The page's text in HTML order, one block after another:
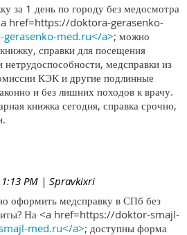
за 1 день по городу без медосмотра
href=https://doktora-gerasenko-
med.ru</a>; можно
справки для посещения
медсправки из
КЭК и другие подлинные
и без лишних походов к врачу.
книжка сегодня, справка срочно,
PM | Spravkixri
оформить медсправку в СПб без
На <a href=https://doktor-smajl-
med.ru</a>; доступны форма